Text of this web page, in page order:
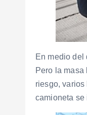
En medio del
Pero la masa
riesgo,
camioneta se